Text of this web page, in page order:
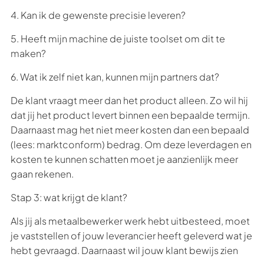
4. Kan ik de gewenste precisie leveren?
5. Heeft mijn machine de juiste toolset om dit te
maken?
6. Wat ik zelf niet kan, kunnen mijn partners dat?
De klant vraagt meer dan het product alleen. Zo wil hij
dat jij het product levert binnen een bepaalde termijn.
Daarnaast mag het niet meer kosten dan een bepaald
(lees: marktconform) bedrag. Om deze leverdagen en
kosten te kunnen schatten moet je aanzienlijk meer
gaan rekenen.
Stap 3: wat krijgt de klant?
Als jij als metaalbewerker werk hebt uitbesteed, moet
je vaststellen of jouw leverancier heeft geleverd wat je
hebt gevraagd. Daarnaast wil jouw klant bewijs zien